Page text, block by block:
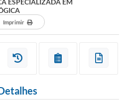
ESPECIALIZADA EM
Imprimir